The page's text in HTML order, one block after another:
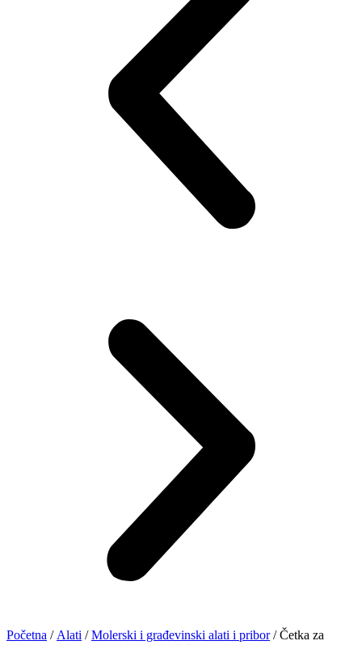
Početna / Alati /Molerski i građevinski alati i pribor/ Četka za